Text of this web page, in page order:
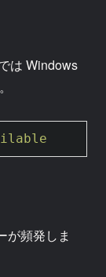
は Windows
が頻発しま